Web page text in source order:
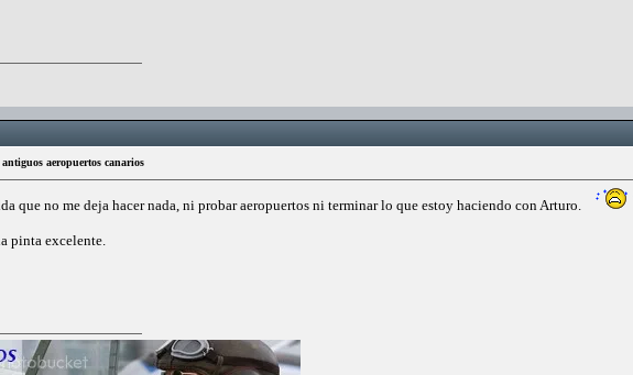
aeropuertos canarios
que no me deja hacer nada, ni probar aeropuertos ni terminar lo que estoy haciendo con Arturo.
pinta excelente.